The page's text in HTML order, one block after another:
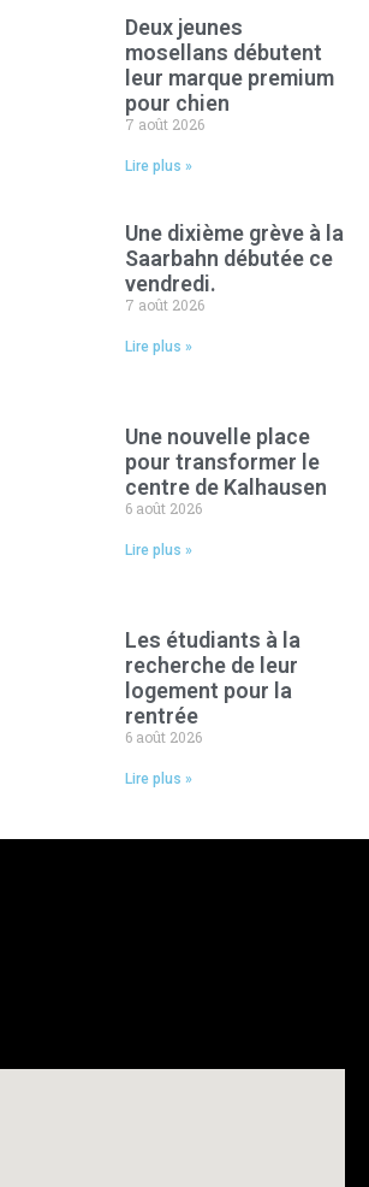
Deux jeunes
mosellans débutent
leur marque premium
pour chien
7 août 2026
Lire plus »
Une dixième grève à la
Saarbahn débutée ce
vendredi.
7 août 2026
Lire plus »
Une nouvelle place
pour transformer le
centre de Kalhausen
6 août 2026
Lire plus »
Les étudiants à la
recherche de leur
logement pour la
rentrée
6 août 2026
Lire plus »